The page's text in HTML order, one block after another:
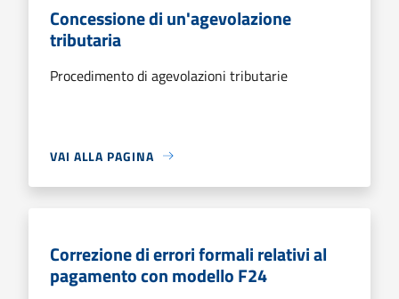
Concessione di un'agevolazione
tributaria
Procedimento di agevolazioni tributarie
VAI ALLA PAGINA
Correzione di errori formali relativi al
pagamento con modello F24